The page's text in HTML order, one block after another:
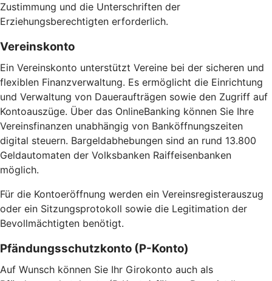
Zustimmung und die Unterschriften der
Erziehungsberechtigten erforderlich.
Vereinskonto
Ein Vereinskonto unterstützt Vereine bei der sicheren und
flexiblen Finanzverwaltung. Es ermöglicht die Einrichtung
und Verwaltung von Daueraufträgen sowie den Zugriff auf
Kontoauszüge. Über das OnlineBanking können Sie Ihre
Vereinsfinanzen unabhängig von Banköffnungszeiten
digital steuern. Bargeldabhebungen sind an rund 13.800
Geldautomaten der Volksbanken Raiffeisenbanken
möglich.
Für die Kontoeröffnung werden ein Vereinsregisterauszug
oder ein Sitzungsprotokoll sowie die Legitimation der
Bevollmächtigten benötigt.
Pfändungsschutzkonto (P-Konto)
Auf Wunsch können Sie Ihr Girokonto auch als